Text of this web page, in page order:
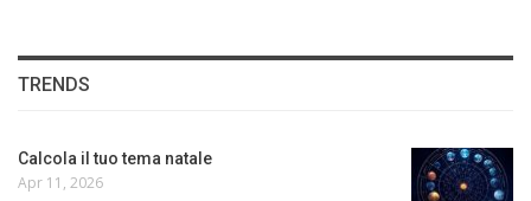
TRENDS
Calcola il tuo tema natale
Apr 11, 2026